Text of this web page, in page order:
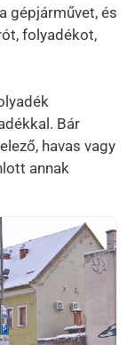
gépjárművet, és
folyadékot,
Bár
havas vagy
annak